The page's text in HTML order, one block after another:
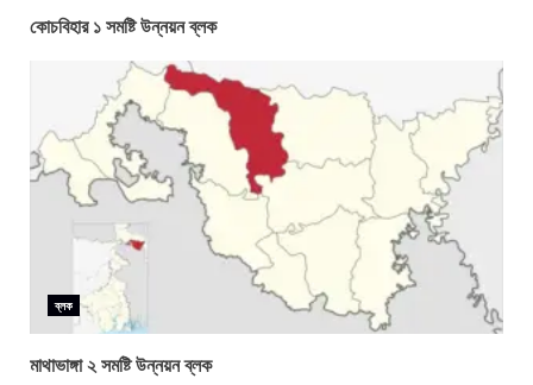
কোচবিহার ১ সমষ্টি উন্নয়ন ব্লক
ব্লক
মাথাভাঙ্গা ২ সমষ্টি উন্নয়ন ব্লক